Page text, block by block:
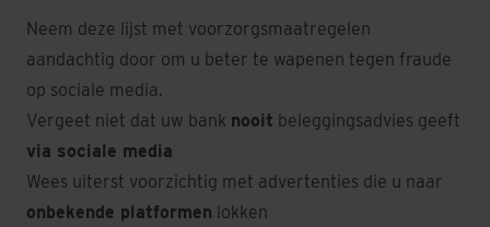
Neem deze lijst met voorzorgsmaatregelen
aandachtig door om u beter te wapenen tegen fraude
op sociale media.
Vergeet niet dat uw bank nooit beleggingsadvies geeft
via sociale media
Wees uiterst voorzichtig met advertenties die u naar
onbekende platformen lokken